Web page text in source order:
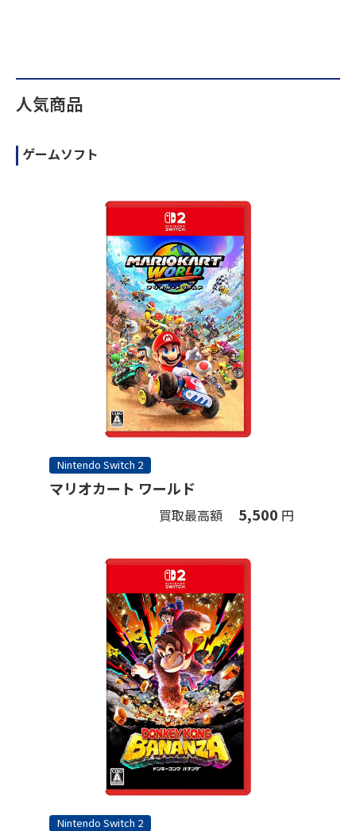
人気商品
ゲームソフト
Nintendo Switch 2
マリオカート ワールド
買取最高額 5,500 円
Nintendo Switch 2